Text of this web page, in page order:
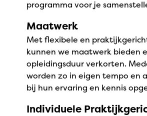
programma voor je
Maatwerk
Met flexibele en
kunnen we maatwerk bieden
opleidingsduur verkorten.
worden zo in eigen tempo en
bij hun ervaring en kennis
Individuele